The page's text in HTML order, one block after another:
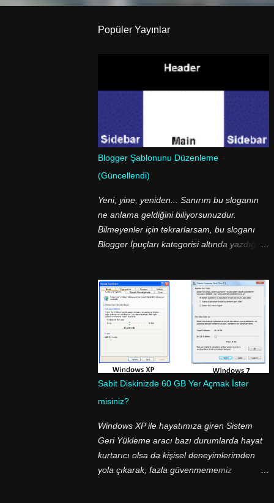
Popüler Yayınlar
Blogger Şablonunu Düzenleme
(Güncellendi)
Yeni, yine, yeniden... Sanırım bu sloganın
ne anlama geldiğini biliyorsunuzdur.
Bilmeyenler için tekrarlarsam, bu sloganı
Blogger İpuçları kategorisi altında yazdığım
Gönder" butonunu nasıl değiştirdiğimi sorup
durdu. Aslında cevabı çok basit; <img
src=.../> etiketini kullanarak :-) İşlem bu
kadar basit olmasına rağmen bir çok kişi bu
ve bunun gibi basit işlemleri yapamıyor.
Daha doğrusu sorun Blogger şablonunun
XML olmasından kaynaklanıyor. Blogger
şablonumuza baktığımızda herşeyin
sunucularda barındırılan bir değişkene
atandığını görüyoruz. Yani kimse
şablununun kodları arasında "Yorum
Gönder" ibaresini göremez! Onun yerine,
<data:...> etiketi ile atanan değişkeni görür.
Sabit Diskinizde 60 GB Yer Açmak İster
misiniz?
Windows XP ile hayatımıza giren Sistem
Geri Yükleme aracı bazı durumlarda hayat
kurtarıcı olsa da kişisel deneyimlerimden
yola çıkarak, fazla güvenmememiz